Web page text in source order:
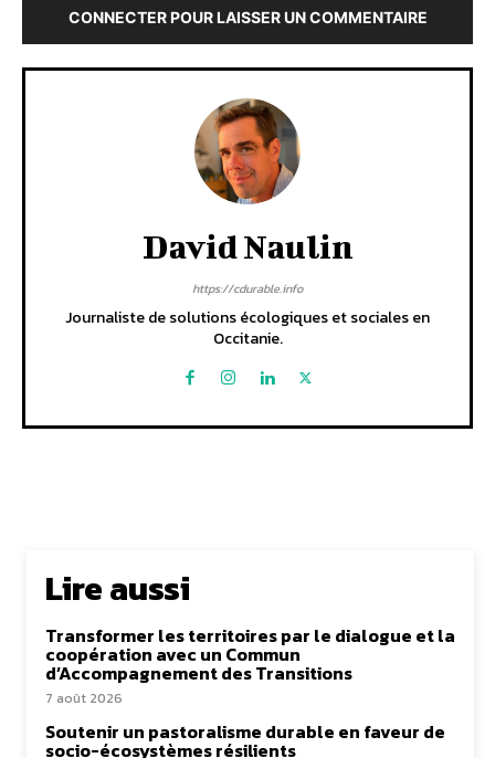
CONNECTER POUR LAISSER UN COMMENTAIRE
David Naulin
https://cdurable.info
Journaliste de solutions écologiques et sociales en
Occitanie.
Lire aussi
Transformer les territoires par le dialogue et la
coopération avec un Commun
d’Accompagnement des Transitions
7 août 2026
Soutenir un pastoralisme durable en faveur de
socio-écosystèmes résilients